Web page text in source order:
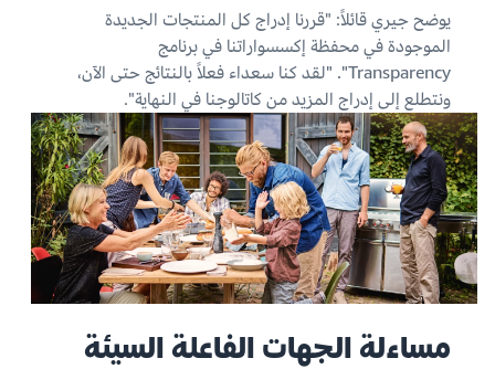
يوضح جيري قائلاً: "قررنا إدراج كل المنتجات الجديدة
الموجودة في محفظة إكسسواراتنا في برنامج
Transparency". "لقد كنا سعداء فعلاً بالنتائج حتى الآن،
ونتطلع إلى إدراج المزيد من كاتالوجنا في النهاية".
مساءلة الجهات الفاعلة السيئة